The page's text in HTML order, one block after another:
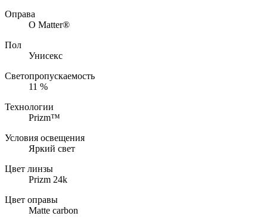
Оправа
O Matter®
Пол
Унисекс
Светопропускаемость
11 %
Технологии
Prizm™
Условия освещения
Яркий свет
Цвет линзы
Prizm 24k
Цвет оправы
Matte carbon